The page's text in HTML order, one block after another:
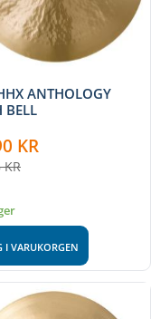
ANTHOLOGY
BELL
KR
KR
I VARUKORGEN